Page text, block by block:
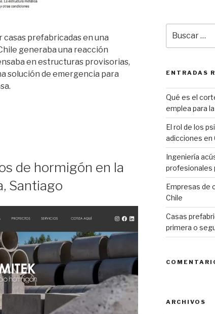
prefabricadas en una
generaba una reacción
en estructuras provisorias,
solución de emergencia para
de hormigón en la
Santiago
por:
ENTRADAS
Qué es el
emplea para
El rol de los
adicciones en
Ingeniería
profesionales
Empresas de
Chile
Casas
primera o
ARCHIVOS